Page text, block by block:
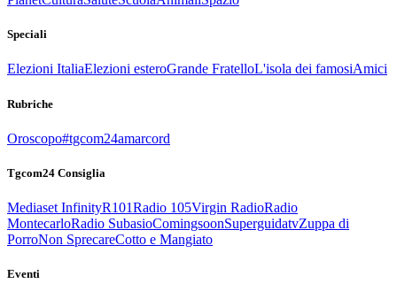
Speciali
Elezioni ItaliaElezioni esteroGrande FratelloL'isola dei famosiAmici
Rubriche
Oroscopo#tgcom24amarcord
Tgcom24 Consiglia
Mediaset InfinityR101Radio 105Virgin RadioRadio
MontecarloRadio SubasioComingsoonSuperguidatvZuppa di
PorroNon SprecareCotto e Mangiato
Eventi